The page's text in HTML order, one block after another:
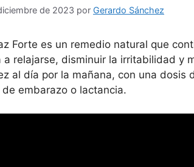
de 2023 por Gerardo Sánchez
Forte es un remedio natural que
a relajarse, disminuir la irritabilidad y
al día por la mañana, con una dosis
de embarazo o lactancia.